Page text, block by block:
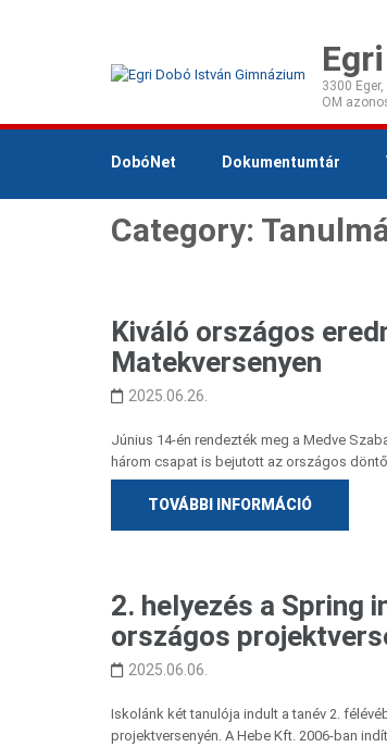
3300
DobóNet Dokumentumtár
Category:
Kiváló országos
Matekversenyen
2025.06.26.
Június 14-én rendezték meg a Medve
három csapat is bejutott az országos
TOVÁBBI INFORMÁCIÓ
2. helyezés a Spring
országos
2025.06.06.
Iskolánk két tanulója indult a tanév 2.
projektversenyén. A Hebe Kft. 2006-ban